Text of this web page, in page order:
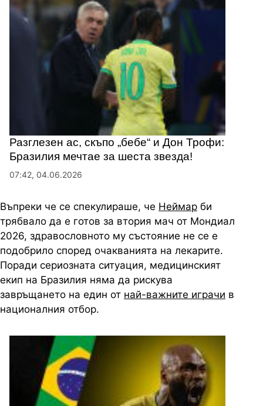
Разглезен ас, скъпо „бебе“ и Дон Трофи:
Бразилия мечтае за шеста звезда!
07:42, 04.06.2026
Въпреки че се спекулираше, че Неймар би
трябвало да е готов за втория мач от Мондиал
2026, здравословното му състояние не се е
подобрило според очакванията на лекарите.
Поради сериозната ситуация, медицинският
екип на Бразилия няма да рискува
завръщането на един от най-важните играчи в
националния отбор.